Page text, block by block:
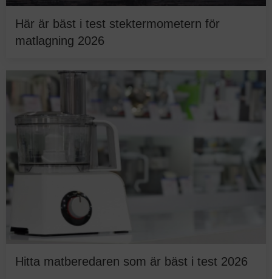
Här är bäst i test stektermometern för
matlagning 2026
Hitta matberedaren som är bäst i test 2026